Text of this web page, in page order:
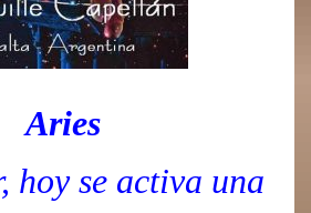
Aries
hoy se activa una